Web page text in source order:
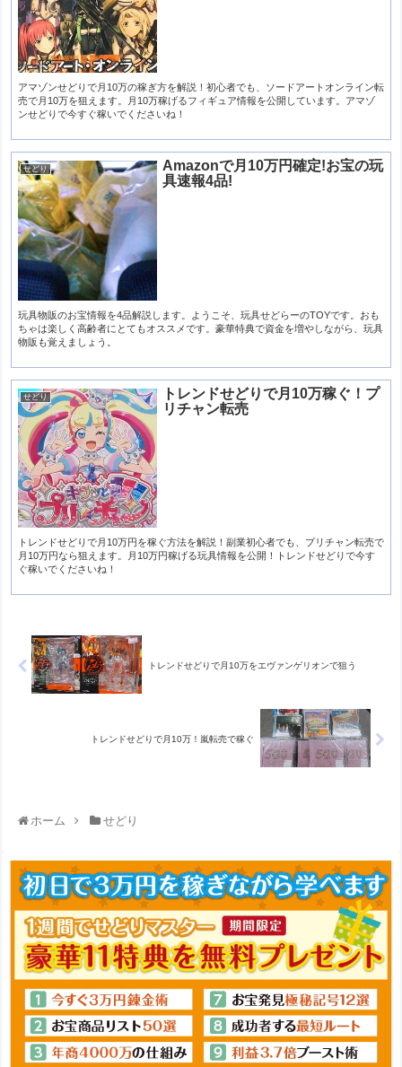
アマゾンせどりで月10万の稼ぎ方を解説！初心者でも、ソードアートオンライン転
売で月10万を狙えます。月10万稼げるフィギュア情報を公開しています。アマゾ
ンせどりで今すぐ稼いでくださいね！
せどり
Amazonで月10万円確定!お宝の玩
具速報4品!
玩具物販のお宝情報を4品解説します。ようこそ、玩具せどらーのTOYです。おも
ちゃは楽しく高齢者にとてもオススメです。豪華特典で資金を増やしながら、玩具
物販も覚えましょう。
せどり
トレンドせどりで月10万稼ぐ！プ
リチャン転売
トレンドせどりで月10万円を稼ぐ方法を解説！副業初心者でも、プリチャン転売で
月10万円なら狙えます。月10万円稼げる玩具情報を公開！トレンドせどりで今す
ぐ稼いでくださいね！
トレンドせどりで月10万をエヴァンゲリオンで狙う
トレンドせどりで月10万！嵐転売で稼ぐ
ホーム せどり